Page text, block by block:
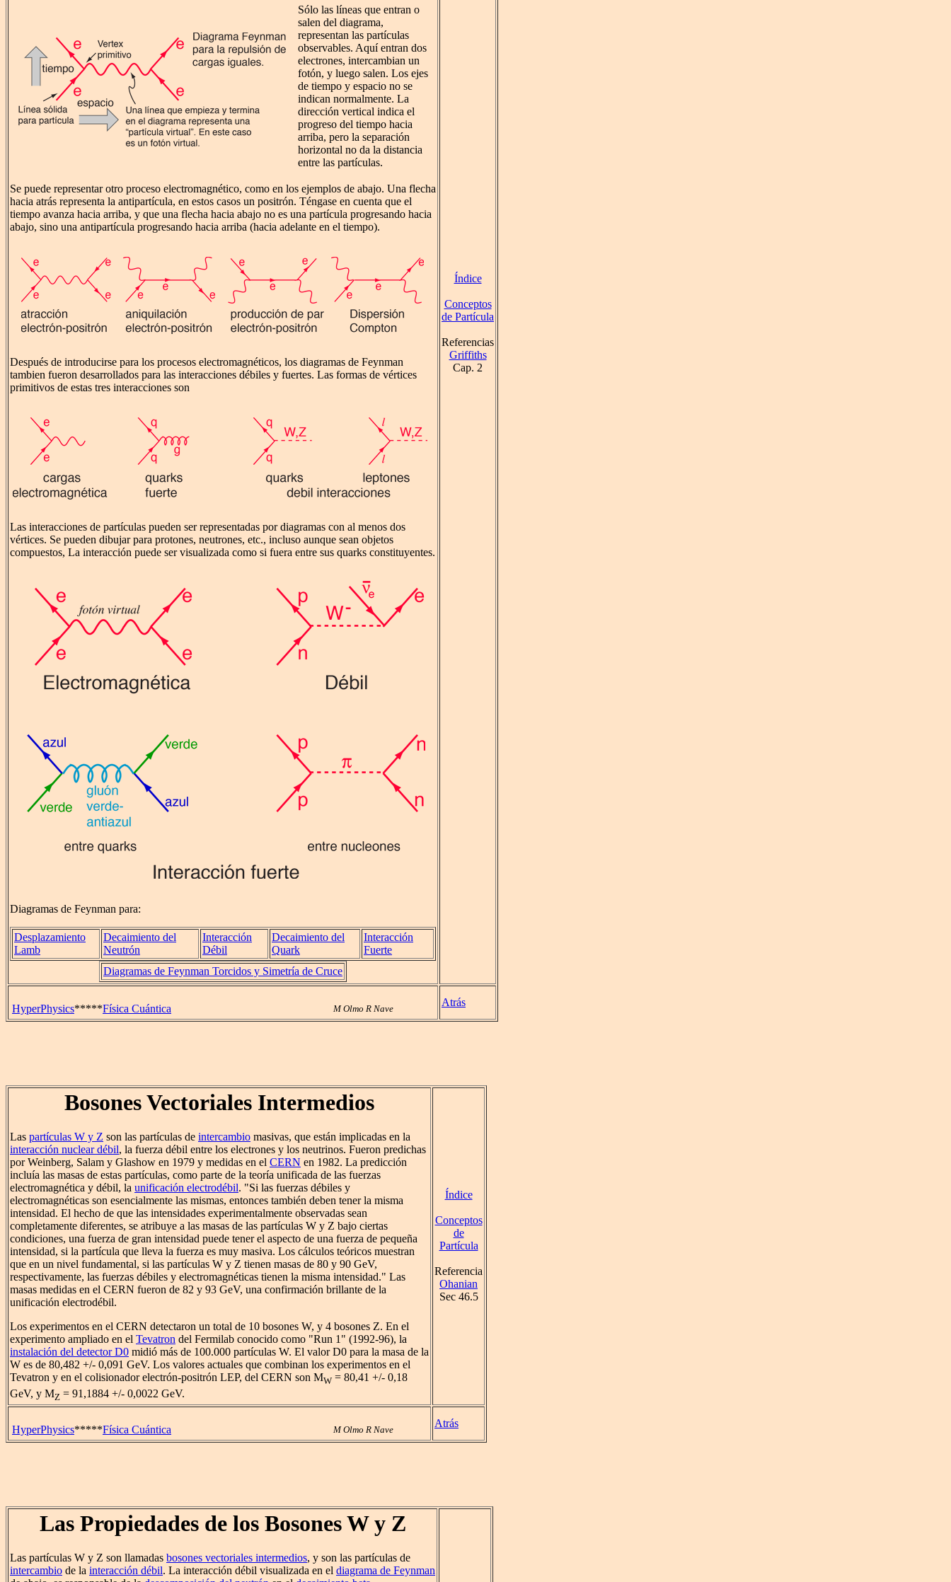
Sólo las líneas que entran o
salen del diagrama,
representan las partículas
observables. Aquí entran dos
electrones, intercambian un
fotón, y luego salen. Los ejes
de tiempo y espacio no se
indican normalmente. La
dirección vertical indica el
progreso del tiempo hacia
arriba, pero la separación
horizontal no da la distancia
entre las partículas.
Se puede representar otro proceso electromagnético, como en los ejemplos de abajo. Una flecha
hacia atrás representa la antipartícula, en estos casos un positrón. Téngase en cuenta que el
tiempo avanza hacia arriba, y que una flecha hacia abajo no es una partícula progresando hacia
abajo, sino una antipartícula progresando hacia arriba (hacia adelante en el tiempo).
Después de introducirse para los procesos electromagnéticos, los diagramas de Feynman
tambien fueron desarrollados para las interacciones débiles y fuertes. Las formas de vértices
primitivos de estas tres interacciones son
Las interacciones de partículas pueden ser representadas por diagramas con al menos dos
vértices. Se pueden dibujar para protones, neutrones, etc., incluso aunque sean objetos
compuestos, La interacción puede ser visualizada como si fuera entre sus quarks constituyentes.
Diagramas de Feynman para:
Desplazamiento
Lamb
Decaimiento del
Neutrón
Interacción
Débil
Decaimiento del
Quark
Interacción
Fuerte
Diagramas de Feynman Torcidos y Simetría de Cruce
Índice
Conceptos
de Partícula
Referencias
Griffiths
Cap. 2
HyperPhysics*****Física Cuántica M Olmo R Nave
Atrás
Bosones Vectoriales Intermedios
Las partículas W y Z son las partículas de intercambio masivas, que están implicadas en la
interacción nuclear débil, la fuerza débil entre los electrones y los neutrinos. Fueron predichas
por Weinberg, Salam y Glashow en 1979 y medidas en el CERN en 1982. La predicción
incluía las masas de estas partículas, como parte de la teoría unificada de las fuerzas
electromagnética y débil, la unificación electrodébil. "Si las fuerzas débiles y
electromagnéticas son esencialmente las mismas, entonces también deben tener la misma
intensidad. El hecho de que las intensidades experimentalmente observadas sean
completamente diferentes, se atribuye a las masas de las partículas W y Z bajo ciertas
condiciones, una fuerza de gran intensidad puede tener el aspecto de una fuerza de pequeña
intensidad, si la partícula que lleva la fuerza es muy masiva. Los cálculos teóricos muestran
que en un nivel fundamental, si las partículas W y Z tienen masas de 80 y 90 GeV,
respectivamente, las fuerzas débiles y electromagnéticas tienen la misma intensidad." Las
masas medidas en el CERN fueron de 82 y 93 GeV, una confirmación brillante de la
unificación electrodébil.
Los experimentos en el CERN detectaron un total de 10 bosones W, y 4 bosones Z. En el
experimento ampliado en el Tevatron del Fermilab conocido como "Run 1" (1992-96), la
instalación del detector D0 midió más de 100.000 partículas W. El valor D0 para la masa de la
W es de 80,482 +/- 0,091 GeV. Los valores actuales que combinan los experimentos en el
Tevatron y en el colisionador electrón-positrón LEP, del CERN son MW = 80,41 +/- 0,18
GeV, y MZ = 91,1884 +/- 0,0022 GeV.
Índice
Conceptos
de
Partícula
Referencia
Ohanian
Sec 46.5
HyperPhysics*****Física Cuántica M Olmo R Nave
Atrás
Las Propiedades de los Bosones W y Z
Las partículas W y Z son llamadas bosones vectoriales intermedios, y son las partículas de
intercambio de la interacción débil. La interacción débil visualizada en el diagrama de Feynman